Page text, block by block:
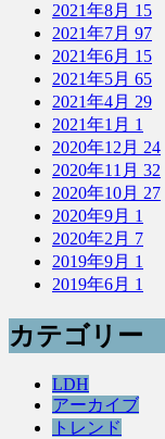
2021年8月 15
2021年7月 97
2021年6月 15
2021年5月 65
2021年4月 29
2021年1月 1
2020年12月 24
2020年11月 32
2020年10月 27
2020年9月 1
2020年2月 7
2019年9月 1
2019年6月 1
カテゴリー
LDH
アーカイブ
トレンド